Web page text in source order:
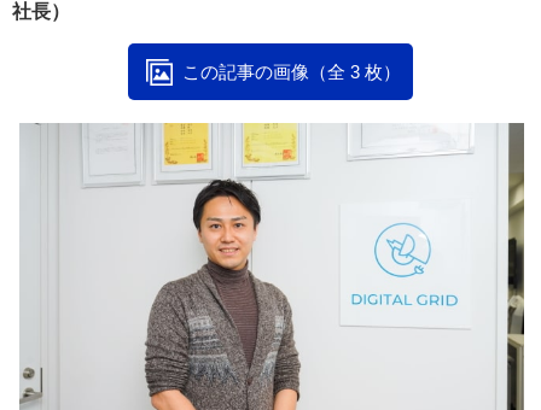
社長）
この記事の画像（全 3 枚）